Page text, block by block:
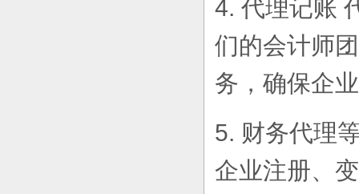
4. 代理记账
们的会计师
务，确保企
5. 财务代理
企业注册、